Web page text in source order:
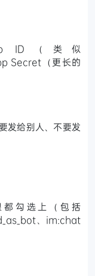
ID（类似
Secret（更长的
发给别人、不要发
勾选上（包括
、im:chat